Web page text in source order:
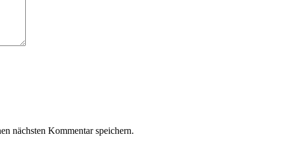
nächsten Kommentar speichern.